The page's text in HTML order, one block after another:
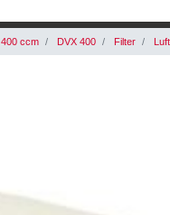
400 ccm DVX 400 Filter